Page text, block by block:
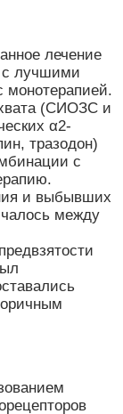
лечение
с лучшими
монотерапией.
(СИОЗС и
α2-
тразодон)
с
и выбывших
между